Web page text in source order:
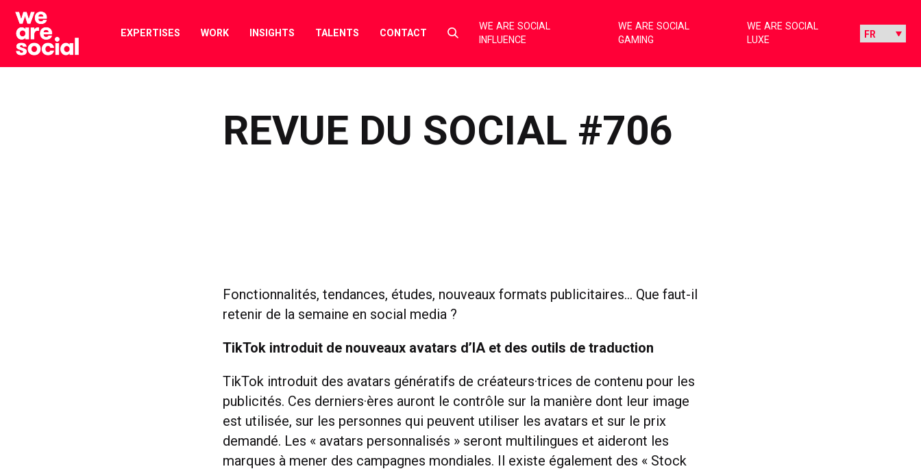
Skip
content
EXPERTISES WORK INSIGHTS TALENTS CONTACT
Select
toggle
WE ARE SOCIAL
INFLUENCE
WE ARE SOCIAL
GAMING
WE ARE SOCIAL
LUXE
REVUE DU SOCIAL #706
Fonctionnalités, tendances, études, nouveaux formats publicitaires… Que faut-il
retenir de la semaine en social media ?
TikTok introduit de nouveaux avatars d’IA et des outils de traduction
TikTok introduit des avatars génératifs de créateurs·trices de contenu pour les
publicités. Ces derniers·ères auront le contrôle sur la manière dont leur image
est utilisée, sur les personnes qui peuvent utiliser les avatars et sur le prix
demandé. Les « avatars personnalisés » seront multilingues et aideront les
marques à mener des campagnes mondiales. Il existe également des « Stock